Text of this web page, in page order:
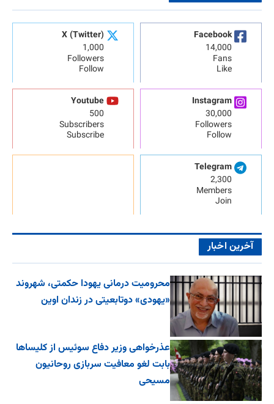
Facebook
14,000
Fans
Like
X (Twitter)
1,000
Followers
Follow
Instagram
30,000
Followers
Follow
Youtube
500
Subscribers
Subscribe
Telegram
2,300
Members
Join
آخرین اخبار
محرومیت درمانی یهودا حکمتی، شهروند
«یهودی» دوتابعیتی در زندان اوین
عذرخواهی وزیر دفاع سوئیس از کلیساها
بابت لغو معافیت سربازی روحانیون
مسیحی